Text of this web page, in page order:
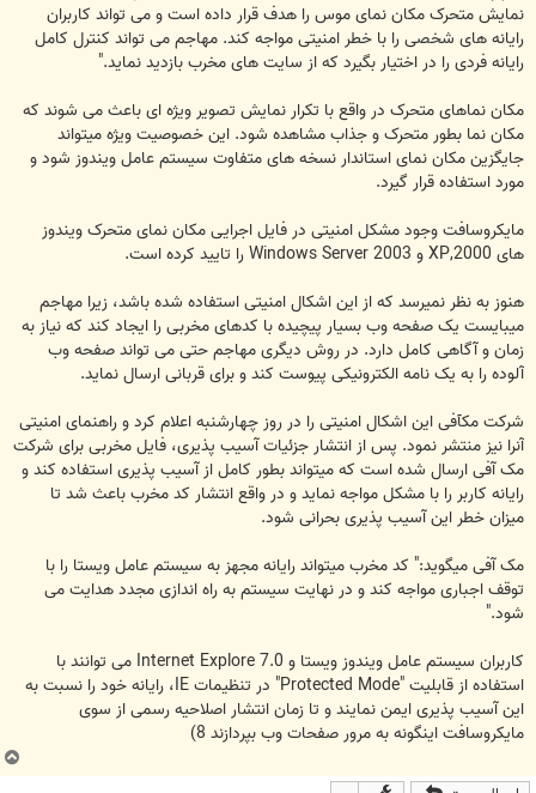
نمایش متحرک مکان نمای موس را هدف قرار داده است و می تواند کاربران
رایانه های شخصی را با خطر امنیتی مواجه کند. مهاجم می تواند کنترل کامل
رایانه فردی را در اختیار بگیرد که از سایت های مخرب بازدید نماید."
مکان نماهای متحرک در واقع با تکرار نمایش تصویر ویژه ای باعث می شوند که
مکان نما بطور متحرک و جذاب مشاهده شود. این خصوصیت ویژه میتواند
جایگزین مکان نمای استاندار نسخه های متفاوت سیستم عامل ویندوز شود و
مورد استفاده قرار گیرد.
مایکروسافت وجود مشکل امنیتی در فایل اجرایی مکان نمای متحرک ویندوز
های 2000,XP و Windows Server 2003 را تایید کرده است.
هنوز به نظر نمیرسد که از این اشکال امنیتی استفاده شده باشد، زیرا مهاجم
میبایست یک صفحه وب بسیار پیچیده با کدهای مخربی را ایجاد کند که نیاز به
زمان و آگاهی کامل دارد. در روش دیگری مهاجم حتی می تواند صفحه وب
آلوده را به یک نامه الکترونیکی پیوست کند و برای قربانی ارسال نماید.
شرکت مکآفی این اشکال امنیتی را در روز چهارشنبه اعلام کرد و راهنمای امنیتی
آنرا نیز منتشر نمود. پس از انتشار جزئیات آسیب پذیری، فایل مخربی برای شرکت
مک آفی ارسال شده است که میتواند بطور کامل از آسیب پذیری استفاده کند و
رایانه کاربر را با مشکل مواجه نماید و در واقع انتشار کد مخرب باعث شد تا
میزان خطر این آسیب پذیری بحرانی شود.
مک آفی میگوید:" کد مخرب میتواند رایانه مجهز به سیستم عامل ویستا را با
توقف اجباری مواجه کند و در نهایت سیستم به راه اندازی مجدد هدایت می
شود."
کاربران سیستم عامل ویندوز ویستا و Internet Explore 7.0 می توانند با
استفاده از قابلیت "Protected Mode" در تنظیمات IE، رایانه خود را نسبت به
این آسیب پذیری ایمن نمایند و تا زمان انتشار اصلاحیه رسمی از سوی
مایکروسافت اینگونه به مرور صفحات وب بپردازند 8)